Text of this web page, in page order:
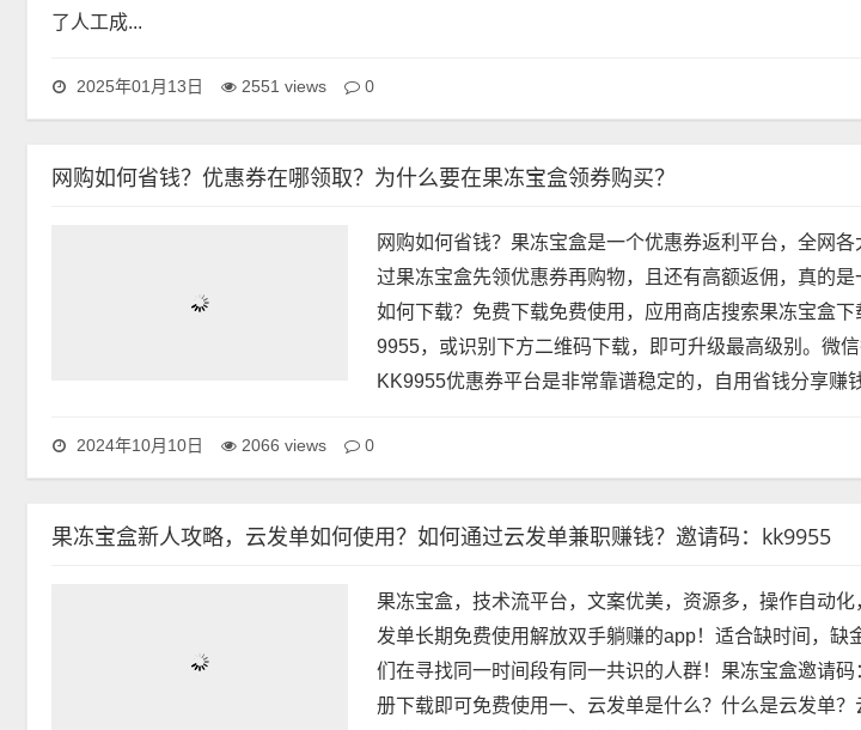
2025年01月13日 2551 views 0
网购如何省钱？优惠券在哪领取？为什么要在果冻宝盒领券购买？
网购如何省钱？果冻宝盒是一个优惠券返利平台，全网
过果冻宝盒先领优惠券再购物，且还有高额返佣，真的
如何下载？免费下载免费使用，应用商店搜索果冻宝盒
9955，或识别下方二维码下载，即可升级最高级别。微信
KK9955优惠券平台是非常靠谱稳定的，自用省钱分享赚
2024年10月10日 2066 views 0
果冻宝盒新人攻略，云发单如何使用？如何通过云发单兼职赚钱？邀请码：kk9955
果冻宝盒，技术流平台，文案优美，资源多，操作自动
发单长期免费使用解放双手躺赚的app！适合缺时间，缺
们在寻找同一时间段有同一共识的人群！果冻宝盒邀请
册下载即可免费使用一、云发单是什么？什么是云发单